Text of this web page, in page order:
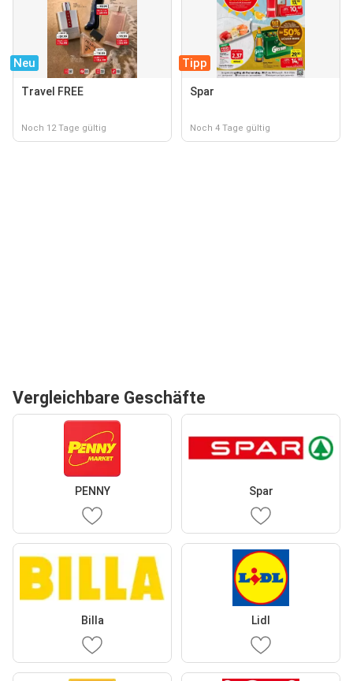
Neu
Travel FREE
Noch 12 Tage gültig
Tipp
Spar
Noch 4 Tage gültig
Vergleichbare Geschäfte
PENNY Spar
Billa Lidl